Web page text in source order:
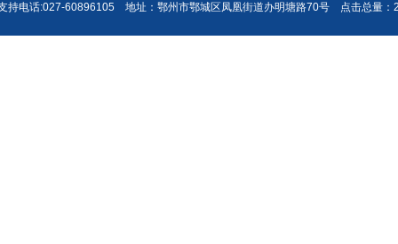
持电话:027-60896105 地址：鄂州市鄂城区凤凰街道办明塘路70号 点击总量：